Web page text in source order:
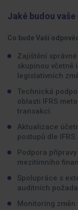
Jaké budou
Co bude Vaší
Zajištění
skupinou včetně
legislativních
Technická
oblasti IFRS
transakcí.
Aktualizace
postupů dle IFRS.
Podpora
mezitímního
Spolupráce s
auditních
Monitoring změn